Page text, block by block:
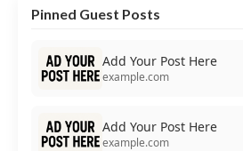
Pinned Guest Posts
Add Your Post Here
example.com
Add Your Post Here
example.com